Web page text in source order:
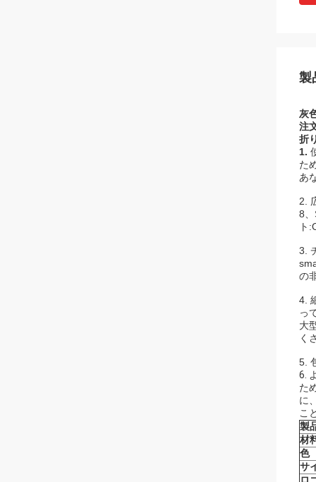
製
灰
注
折
1.
た
あ
2.
8
ト
3.
の
4.
っ
大
く
5.
6.
た
に
こ
製
材
色
サ